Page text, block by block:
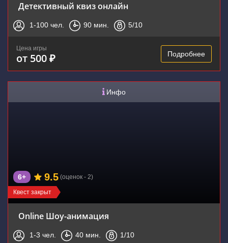
Детективный квиз онлайн
1-100 чел. 90 мин. 5/10
Цена игры
от 500 ₽ Подробнее
Инфо
Квест закрыт
6+ 9.5 (оценок - 2)
Online Шоу-анимация
1-3 чел. 40 мин. 1/10